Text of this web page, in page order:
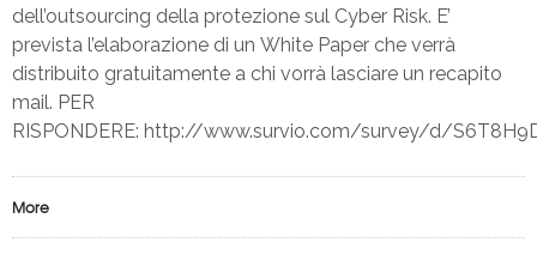
dell’outsourcing della protezione sul Cyber Risk. E’
prevista l’elaborazione di un White Paper che verrà
distribuito gratuitamente a chi vorrà lasciare un recapito
mail. PER
RISPONDERE: http://www.survio.com/survey/d/
More